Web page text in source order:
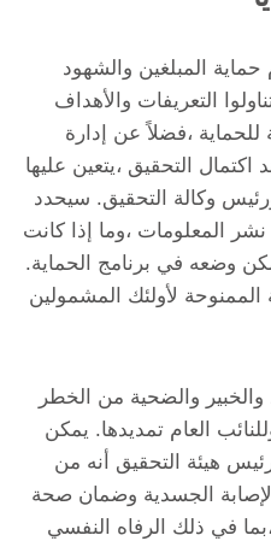
المبلغين والشهود
التعريفات والأهداف
للحماية ،فضلاً عن إدارة
التحقيق ،يتعين عليها
وكالة التحقيق. سيحدد
المعلومات ،وما إذا كانت
وضعه في برنامج الحماية.
الممنوحة لأولئك المشمولين
والخبير والضحية من الخطر
العام تمديدها. يمكن
هيئة التحقيق أنه من
الجسدية وضمان صحة
في ذلك الرفاه النفسي